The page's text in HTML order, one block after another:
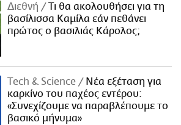
Διεθνή
Τι θα ακολουθήσει για τη
βασίλισσα Καμίλα εάν πεθάνει
πρώτος ο βασιλιάς Κάρολος;
Τech & Science
Νέα εξέταση για
καρκίνο του παχέος εντέρου:
«Συνεχίζουμε να παραβλέπουμε το
βασικό μήνυμα»